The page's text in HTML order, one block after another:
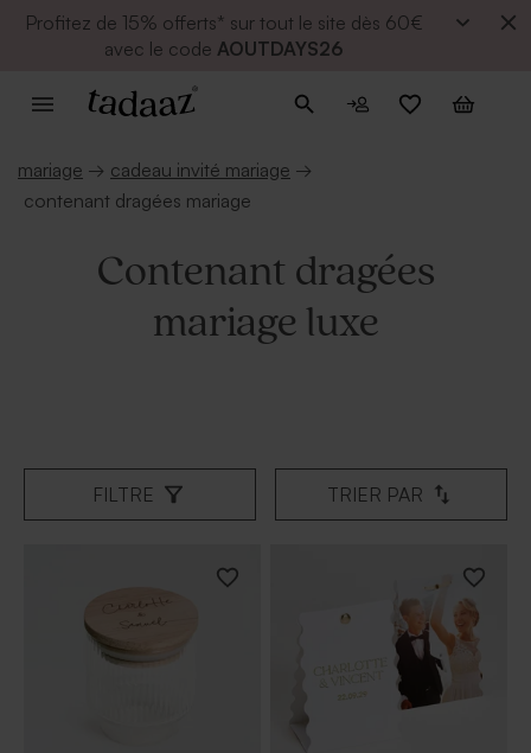
Profitez de 15% offerts* sur tout le site dès 60€
avec le code AOUTDAYS26
mariage → cadeau invité mariage →
contenant dragées mariage
Contenant dragées
mariage luxe
FILTRE TRIER PAR